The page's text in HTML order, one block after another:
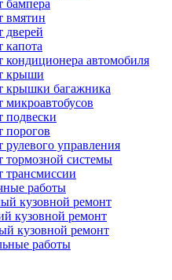
бампера
вмятин
дверей
капота
кондиционера автомобиля
крыши
крышки багажника
микроавтобусов
подвески
порогов
рулевого управления
тормозной системы
трансмиссии
работы
кузовной ремонт
кузовной ремонт
кузовной ремонт
работы